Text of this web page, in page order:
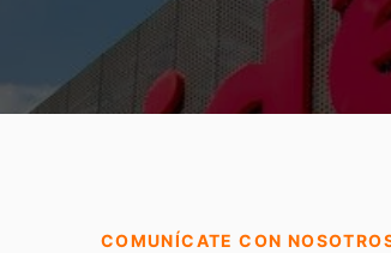
COMUNÍCATE CON